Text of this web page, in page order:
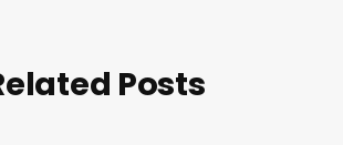
Posts